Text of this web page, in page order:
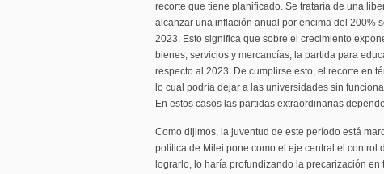
recorte que tiene planificado. Se trataría de una
alcanzar una inflación anual por encima del 200%
2023. Esto significa que sobre el crecimiento
bienes, servicios y mercancías, la partida para
respecto al 2023. De cumplirse esto, el recorte en
lo cual podría dejar a las universidades sin
En estos casos las partidas extraordinarias
Como dijimos, la juventud de este período está
política de Milei pone como el eje central el control
lograrlo, lo haría profundizando la precarización